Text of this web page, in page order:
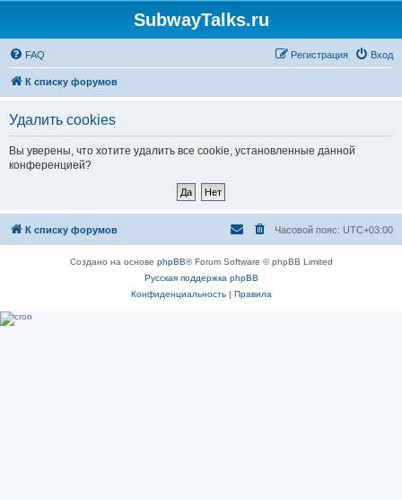
SubwayTalks.ru
FAQ Вход
Регистрация
К списку форумов
Удалить cookies
Вы уверены, что хотите удалить все cookie, установленные данной
конференцией?
К списку форумов Часовой пояс: UTC+03:00
Создано на основе phpBB® Forum Software © phpBB Limited
Русская поддержка phpBB
Конфиденциальность| Правила